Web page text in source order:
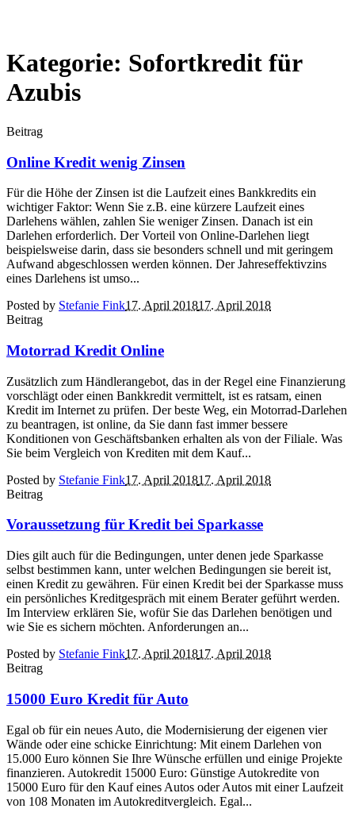
Kategorie: Sofortkredit für
Azubis
Beitrag
Online Kredit wenig Zinsen
Für die Höhe der Zinsen ist die Laufzeit eines Bankkredits ein
wichtiger Faktor: Wenn Sie z.B. eine kürzere Laufzeit eines
Darlehens wählen, zahlen Sie weniger Zinsen. Danach ist ein
Darlehen erforderlich. Der Vorteil von Online-Darlehen liegt
beispielsweise darin, dass sie besonders schnell und mit geringem
Aufwand abgeschlossen werden können. Der Jahreseffektivzins
eines Darlehens ist umso...
Posted by Stefanie Fink17. April 201817. April 2018
Beitrag
Motorrad Kredit Online
Zusätzlich zum Händlerangebot, das in der Regel eine Finanzierung
vorschlägt oder einen Bankkredit vermittelt, ist es ratsam, einen
Kredit im Internet zu prüfen. Der beste Weg, ein Motorrad-Darlehen
zu beantragen, ist online, da Sie dann fast immer bessere
Konditionen von Geschäftsbanken erhalten als von der Filiale. Was
Sie beim Vergleich von Krediten mit dem Kauf...
Posted by Stefanie Fink17. April 201817. April 2018
Beitrag
Voraussetzung für Kredit bei Sparkasse
Dies gilt auch für die Bedingungen, unter denen jede Sparkasse
selbst bestimmen kann, unter welchen Bedingungen sie bereit ist,
einen Kredit zu gewähren. Für einen Kredit bei der Sparkasse muss
ein persönliches Kreditgespräch mit einem Berater geführt werden.
Im Interview erklären Sie, wofür Sie das Darlehen benötigen und
wie Sie es sichern möchten. Anforderungen an...
Posted by Stefanie Fink17. April 201817. April 2018
Beitrag
15000 Euro Kredit für Auto
Egal ob für ein neues Auto, die Modernisierung der eigenen vier
Wände oder eine schicke Einrichtung: Mit einem Darlehen von
15.000 Euro können Sie Ihre Wünsche erfüllen und einige Projekte
finanzieren. Autokredit 15000 Euro: Günstige Autokredite von
15000 Euro für den Kauf eines Autos oder Autos mit einer Laufzeit
von 108 Monaten im Autokreditvergleich. Egal...